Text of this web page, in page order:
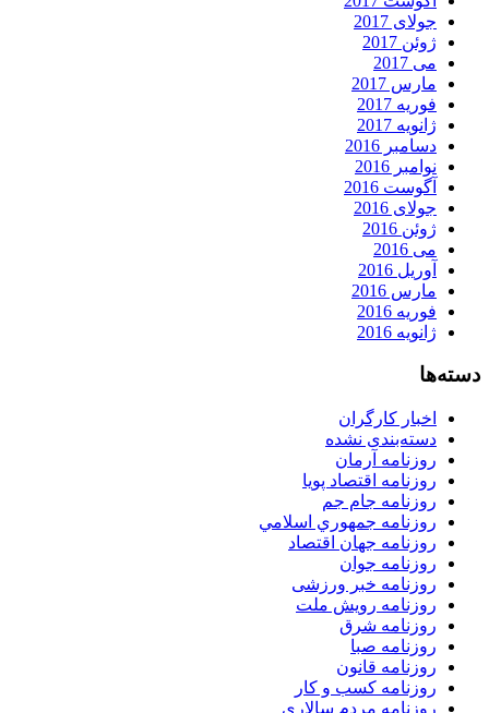
جولای 2017
ژوئن 2017
می 2017
مارس 2017
فوریه 2017
ژانویه 2017
دسامبر 2016
نوامبر 2016
آگوست 2016
جولای 2016
ژوئن 2016
می 2016
آوریل 2016
مارس 2016
فوریه 2016
ژانویه 2016
دسته‌ها
اخبار کارگران
دسته‌بندی نشده
روزنامه آرمان
روزنامه اقتصاد پویا
روزنامه جام جم
روزنامه جمهوري اسلامي
روزنامه جهان اقتصاد
روزنامه جوان
روزنامه خبر ورزشى
روزنامه رویش ملت
روزنامه شرق
روزنامه صبا
روزنامه قانون
روزنامه كسب و كار
روزنامه مردم سالاری